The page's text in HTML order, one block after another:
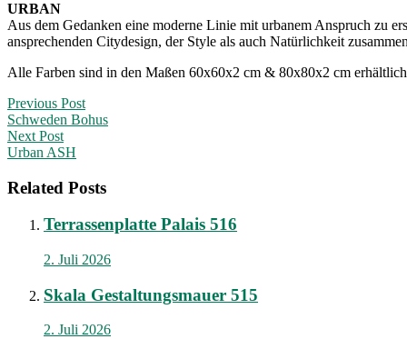
URBAN
Aus dem Gedanken eine moderne Linie mit urbanem Anspruch zu
ansprechenden Citydesign, der Style als auch Natürlichkeit
Alle Farben sind in den Maßen 60x60x2 cm & 80x80x2 cm
Post
navigation
Previous Post
Schweden Bohus
Next Post
Urban ASH
Related Posts
Terrassenplatte Palais 516
2. Juli 2026
Skala Gestaltungsmauer 515
2. Juli 2026